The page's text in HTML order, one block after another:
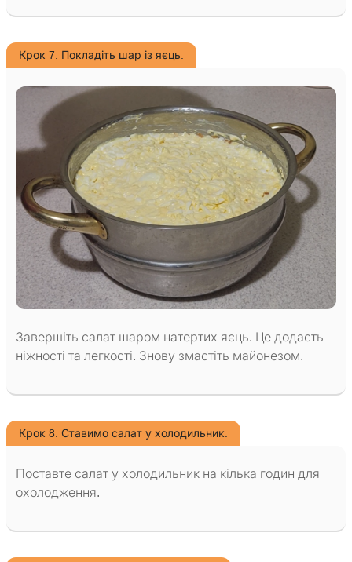
Крок 7. Покладіть шар із яєць.
Завершіть салат шаром натертих яєць. Це додасть
ніжності та легкості. Знову змастіть майонезом.
Крок 8. Ставимо салат у холодильник.
Поставте салат у холодильник на кілька годин для
охолодження.